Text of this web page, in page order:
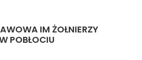
IM ŻOŁNIERZY
POBŁOCIU